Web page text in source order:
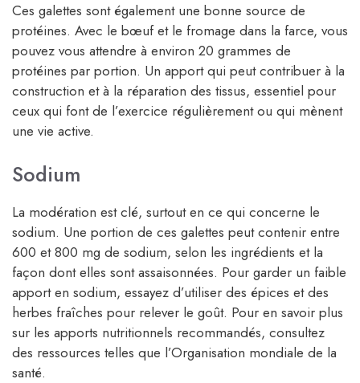
Ces galettes sont également une bonne source de
protéines. Avec le bœuf et le fromage dans la farce, vous
pouvez vous attendre à environ 20 grammes de
protéines par portion. Un apport qui peut contribuer à la
construction et à la réparation des tissus, essentiel pour
ceux qui font de l’exercice régulièrement ou qui mènent
une vie active.
Sodium
La modération est clé, surtout en ce qui concerne le
sodium. Une portion de ces galettes peut contenir entre
600 et 800 mg de sodium, selon les ingrédients et la
façon dont elles sont assaisonnées. Pour garder un faible
apport en sodium, essayez d’utiliser des épices et des
herbes fraîches pour relever le goût. Pour en savoir plus
sur les apports nutritionnels recommandés, consultez
des ressources telles que l’Organisation mondiale de la
santé.